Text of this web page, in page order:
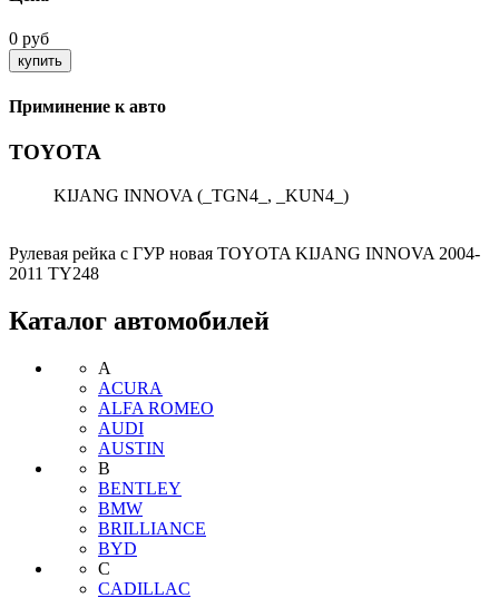
0 руб
Приминение к авто
TOYOTA
KIJANG INNOVA (_TGN4_, _KUN4_)
Рулевая рейка с ГУР новая TOYOTA KIJANG INNOVA 2004-
2011 TY248
Каталог автомобилей
A
ACURA
ALFA ROMEO
AUDI
AUSTIN
B
BENTLEY
BMW
BRILLIANCE
BYD
C
CADILLAC